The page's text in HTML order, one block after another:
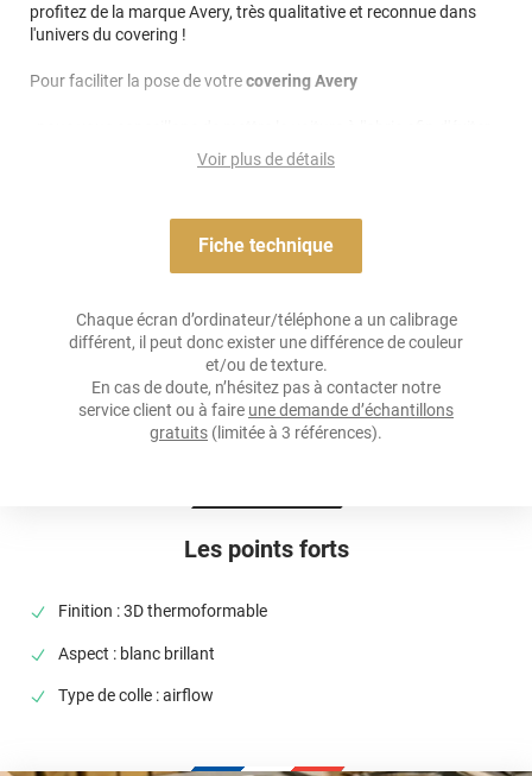
Les points forts
Finition : 3D thermoformable
Aspect : blanc brillant
Type de colle : airflow
profitez de la marque Avery, très qualitative et reconnue dans
l'univers du covering !
Pour faciliter la pose de votrecovering Avery
les poussières mais aussi que la carrosserie soit trop froide.
Idéalement il faudrait poser le covering à une température
Nettoyage : les produits utilisés pour le nettoyage et l'entretien
(niveau de pH entre 5 et 9), sans alcool, ni acides, ni
ammoniaque, ni chlore, ni éther de glycol, ni détergents
nuisibles...
Note importante : faire son choix entre un covering 2D ou 3D ?
film de covering
dispose d’une finition 3D, c’est-à-
pose de covering sur tout type de surface, planes à très
courbées ! Il est donc privilégié pour un
total covering
partiel coveringcomme des rétroviseurs par
plus d’information !
Voir plus de détails
Fiche technique
Chaque écran d’ordinateur/téléphone a un calibrage
différent, il peut donc exister une différence de couleur
et/ou de texture.
En cas de doute, n’hésitez pas à contacter notre
service client ou à faire une demande d’échantillons
gratuits (limitée à 3 références).